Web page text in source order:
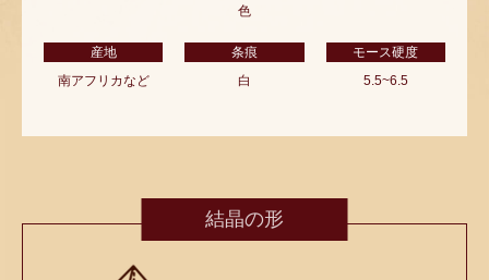
色
産地
南アフリカなど
条痕
白
モース硬度
5.5~6.5
結晶の形